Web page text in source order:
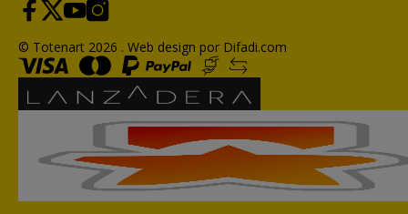
© Totenart 2026 . Web design por Difadi.com